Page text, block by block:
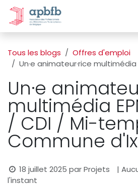
Se rendre au contenu
Tous les blogs
Offres d'emploi
Un·e animateur·rice multimédia EPN (H/F/X) / CDI
Un·e
multimédia
/ CDI / Mi-
Commune
18 juillet 2025 parProjets
|
l'instant